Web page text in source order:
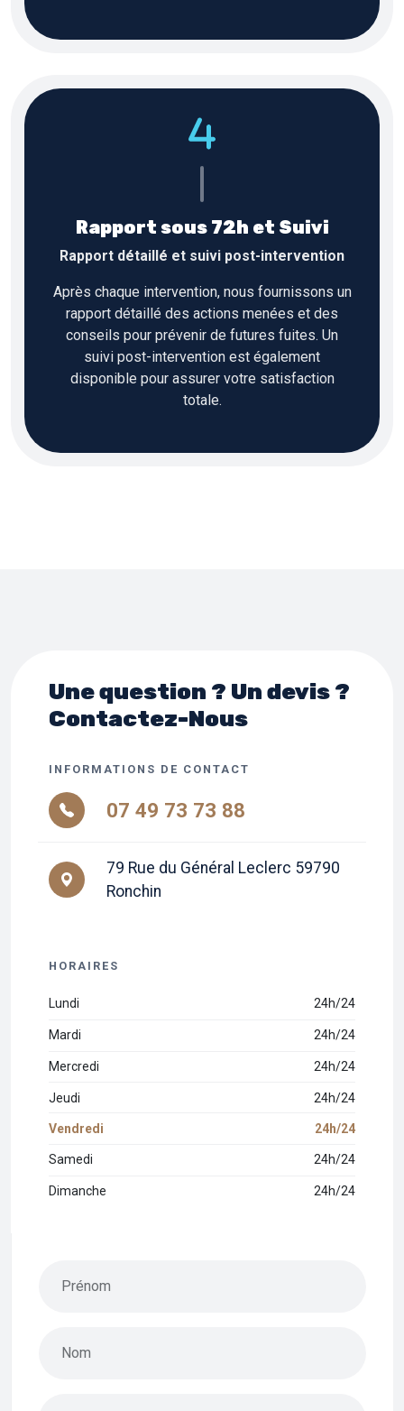
Rapport sous 72h et Suivi
Rapport détaillé et suivi post-intervention
Après chaque intervention, nous fournissons un
rapport détaillé des actions menées et des
conseils pour prévenir de futures fuites. Un
suivi post-intervention est également
disponible pour assurer votre satisfaction
totale.
Une question ? Un devis ?
Contactez-Nous
INFORMATIONS DE CONTACT
07 49 73 73 88
79 Rue du Général Leclerc 59790
Ronchin
HORAIRES
Lundi 24h/24
Mardi 24h/24
Mercredi 24h/24
Jeudi 24h/24
Vendredi 24h/24
Samedi 24h/24
Dimanche 24h/24
Prénom
Nom